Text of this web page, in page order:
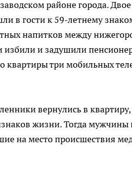
районе города.
в гости к 59-летнему
напитков между
избили и задушили
квартиры три мобильных
вернулись в
жизни. Тогда мужчины
на место происшествия